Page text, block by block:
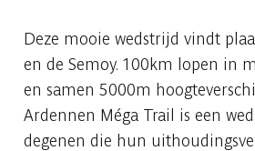
Deze mooie wedstrijd vindt
en de Semoy. 100km lopen in
en samen 5000m
Ardennen Méga Trail is een
degenen die hun